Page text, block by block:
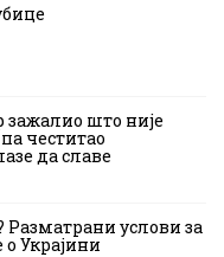
што није
честитао
да славе
Разматрани услови за
Украјини